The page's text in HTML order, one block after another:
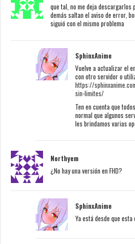
que tal, no me deja descargarlos
demás saltan el aviso de error,
siguió con el mismo problema
SphinxAnime
Vuelve a actualizar el
con otro servidor o
https://
sin-limites/
Ten en cuenta que
normal que algunos
les brindamos varias
Northyem
¿No hay una versión en FHD?
SphinxAnime
Ya está desde que